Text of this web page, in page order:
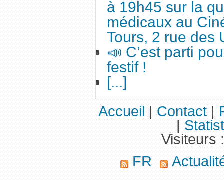
à 19h45 sur la
médicaux au
Tours, 2 rue des
📣 C’est parti
festif !
[...]
Accueil|Contact|
|
Visiteurs
FR